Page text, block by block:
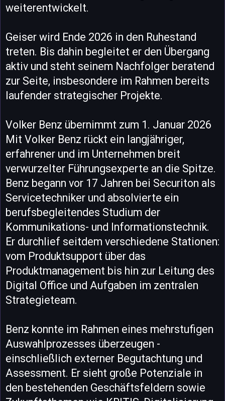
weiterentwickelt.
Geiser wird Ende 2026 in den Ruhestand
treten. Bis dahin begleitet er den Übergang
aktiv und steht seinem Nachfolger beratend
zur Seite, insbesondere im Rahmen bereits
laufender strategischer Projekte.
Volker Benz übernimmt zum 1. Januar 2026
Mit Volker Benz rückt ein langjähriger,
erfahrener und im Unternehmen breit
verwurzelter Führungsexperte an die Spitze.
Benz begann vor 17 Jahren bei Securiton als
Servicetechniker und absolvierte ein
berufsbegleitendes Studium der
Kommunikations- und Informationstechnik.
Er durchlief seitdem verschiedene Stationen:
vom Produktsupport über das
Produktmanagement bis hin zur Leitung des
Digital Office und Aufgaben im zentralen
Strategieteam.
Benz konnte im Rahmen eines mehrstufigen
Auswahlprozesses überzeugen -
einschließlich externer Begutachtung und
Assessment. Er sieht große Potenziale in
den bestehenden Geschäftsfeldern sowie